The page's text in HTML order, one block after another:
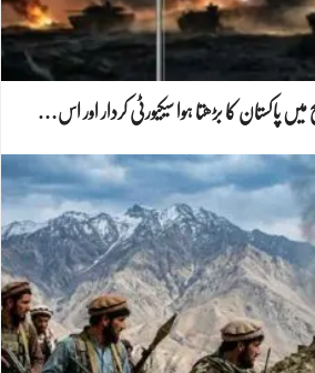
میں پاکستان کا بڑھتا ہوا سیکیورٹی کردار اور اس…